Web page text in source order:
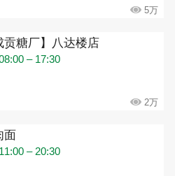
5万
贡糖厂】八达楼店
– 17:30
2万
面
– 20:30